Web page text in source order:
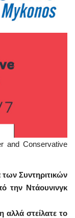
and Conservative
Συντηριτικών
την Ντάουνινγκ
στείλατε το